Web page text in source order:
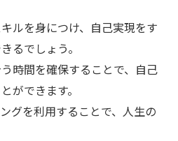
ルを身につけ、自己実現をす
るでしょう。
時間を確保することで、自己
ができます。
グを利用することで、人生の